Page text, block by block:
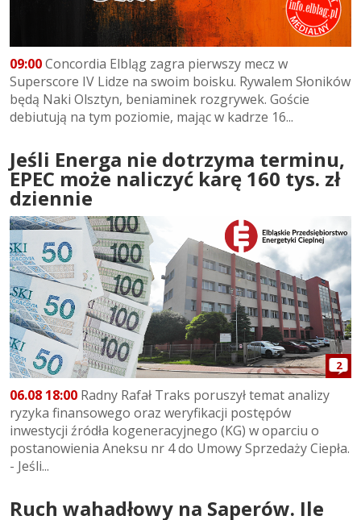
09:00Concordia Elbląg zagra pierwszy mecz w
Superscore IV Lidze na swoim boisku. Rywalem Słoników
będą Naki Olsztyn, beniaminek rozgrywek. Goście
debiutują na tym poziomie, mając w kadrze 16...
Jeśli Energa nie dotrzyma terminu,
EPEC może naliczyć karę 160 tys. zł
dziennie
2
06.08 18:00 Radny Rafał Traks poruszył temat analizy
ryzyka finansowego oraz weryfikacji postępów
inwestycji źródła kogeneracyjnego (KG) w oparciu o
postanowienia Aneksu nr 4 do Umowy Sprzedaży Ciepła.
- Jeśli...
Ruch wahadłowy na Saperów. Ile